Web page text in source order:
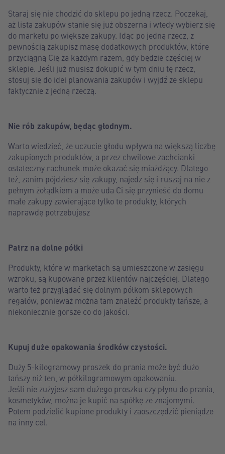
Staraj się nie chodzić do sklepu po jedną rzecz. Poczekaj,
aż lista zakupów stanie się już obszerna i wtedy wybierz się
do marketu po większe zakupy. Idąc po jedną rzecz, z
pewnością zakupisz masę dodatkowych produktów, które
przyciągną Cię za każdym razem, gdy będzie częściej w
sklepie. Jeśli już musisz dokupić w tym dniu tę rzecz,
stosuj się do idei planowania zakupów i wyjdź ze sklepu
faktycznie z jedną rzeczą.
Nie rób zakupów, będąc głodnym.
Warto wiedzieć, że uczucie głodu wpływa na większą liczbę
zakupionych produktów, a przez chwilowe zachcianki
ostateczny rachunek może okazać się miażdżący. Dlatego
też, zanim pójdziesz się zakupy, najedz się i ruszaj na nie z
pełnym żołądkiem a może uda Ci się przynieść do domu
małe zakupy zawierające tylko te produkty, których
naprawdę potrzebujesz
Patrz na dolne półki
Produkty, które w marketach są umieszczone w zasięgu
wzroku, są kupowane przez klientów najczęściej. Dlatego
warto też przyglądać się dolnym półkom sklepowych
regałów, ponieważ można tam znaleźć produkty tańsze, a
niekoniecznie gorsze co do jakości.
Kupuj duże opakowania środków czystości.
Duży 5-kilogramowy proszek do prania może być dużo
tańszy niż ten, w półkilogramowym opakowaniu.
Jeśli nie zużyjesz sam dużego proszku czy płynu do prania,
kosmetyków, można je kupić na spółkę ze znajomymi.
Potem podzielić kupione produkty i zaoszczędzić pieniądze
na inny cel.